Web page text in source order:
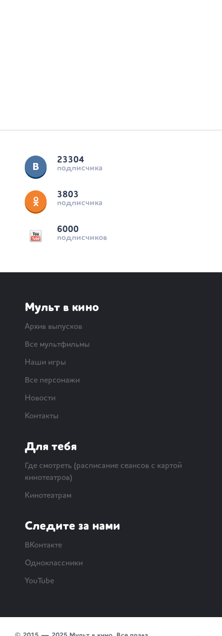
23304
подписчика
3803
подписчика
6000
подписчиков
Мульт в кино
Архив выпусков
Все мультфильмы
Наши игры
Все персонажи
Новости
Контакты
Для тебя
Где смотреть (расписание сеансов с картой
кинотеатров)
Кинотеатрам
Следите за нами
ВКонтакте
Одноклассники
YouTube